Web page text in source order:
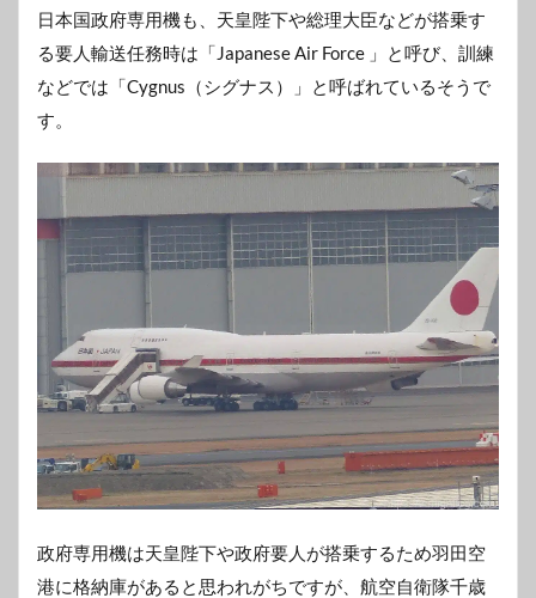
日本国政府専用機も、天皇陛下や総理大臣などが搭乗す
る要人輸送任務時は「Japanese Air Force 」と呼び、訓練
などでは「Cygnus（シグナス）」と呼ばれているそうで
す。
政府専用機は天皇陛下や政府要人が搭乗するため羽田空
港に格納庫があると思われがちですが、航空自衛隊千歳